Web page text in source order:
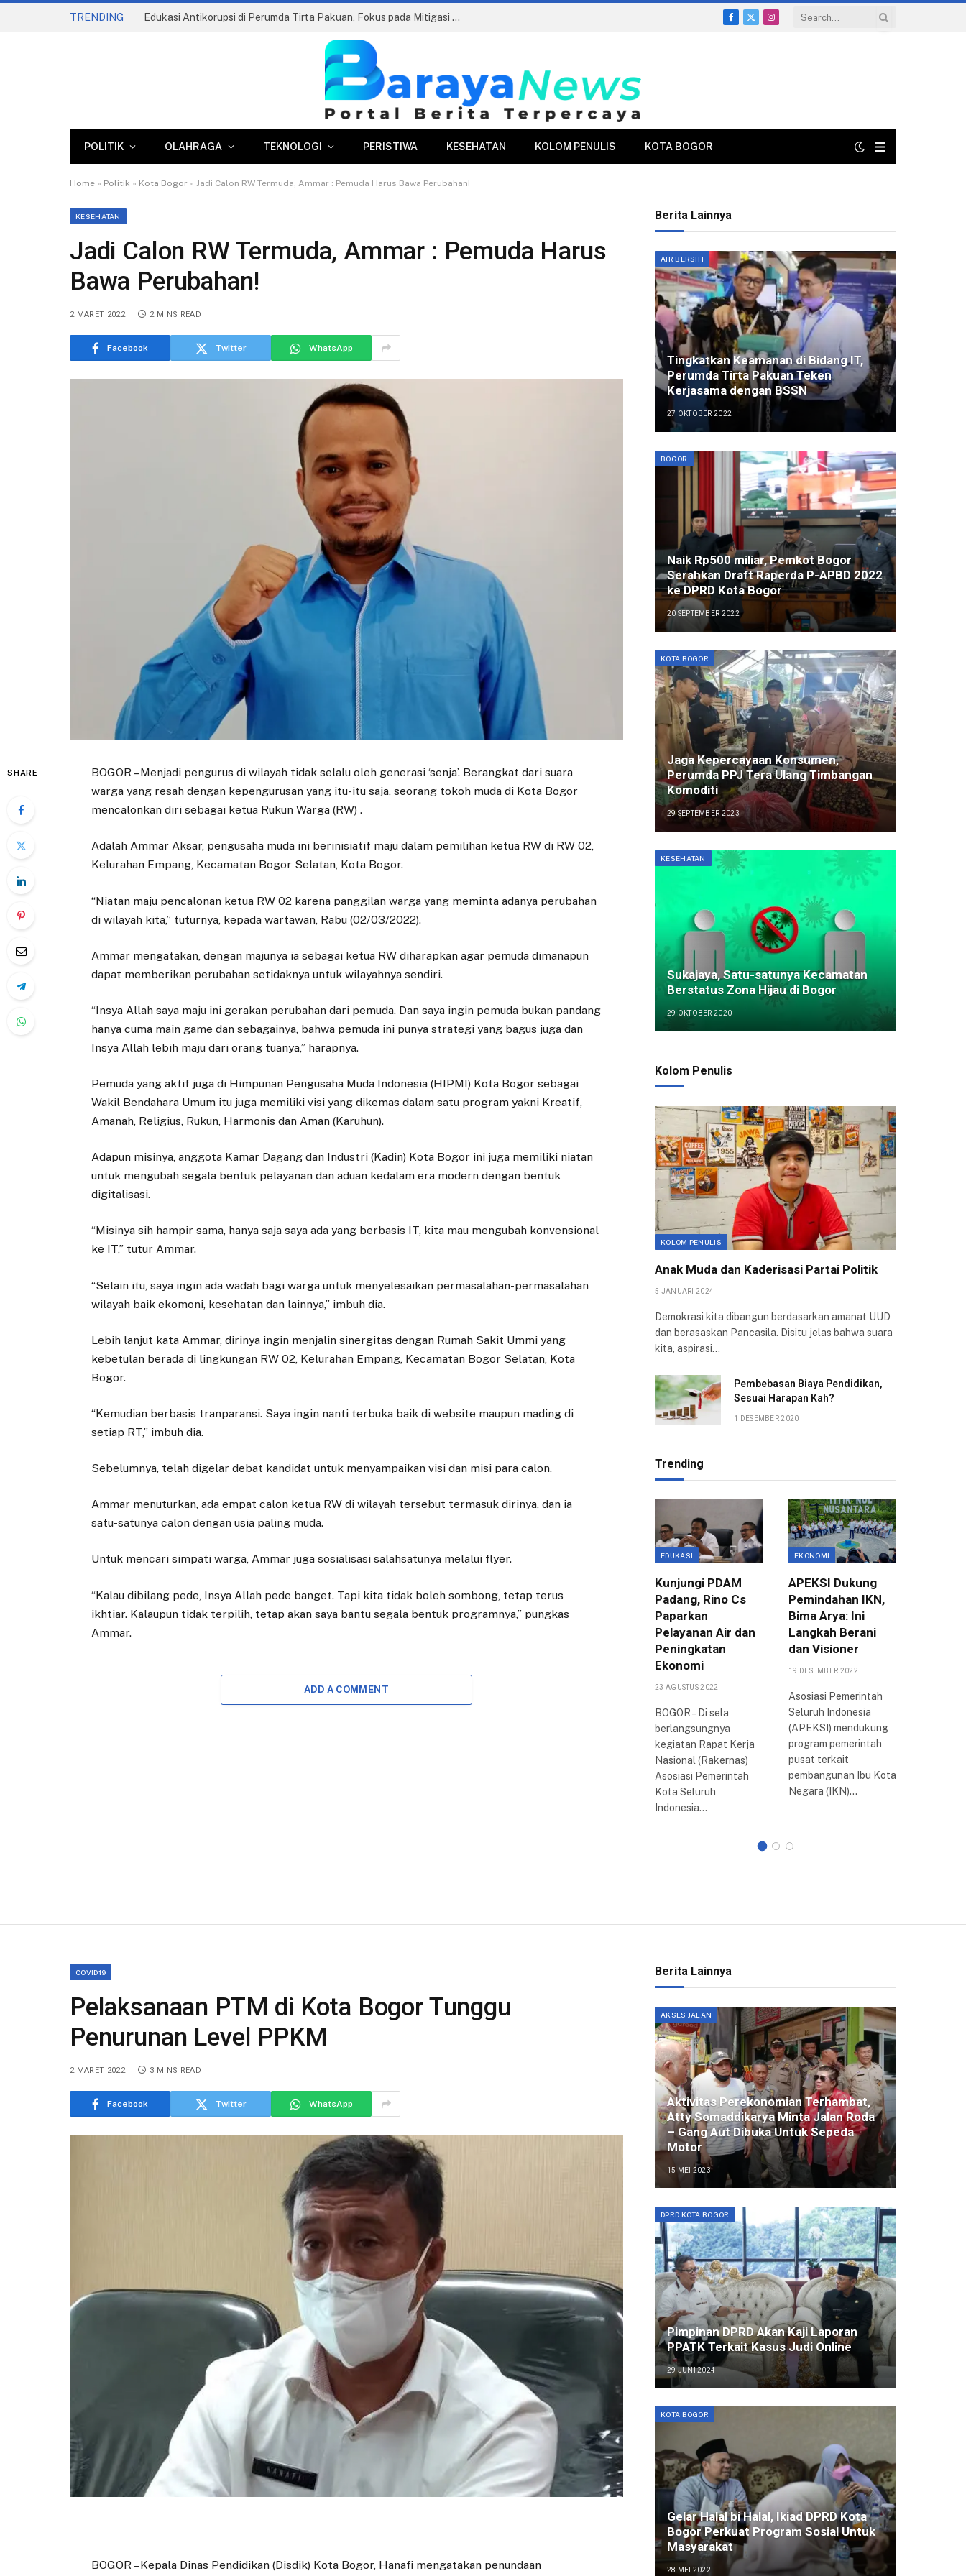
TRENDING Edukasi Antikorupsi di Perumda Tirta Pakuan, Fokus pada Mitigasi Risiko dan AGHT
Facebook
X
Instagram
POLITIK OLAHRAGA TEKNOLOGI PERISTIWA KESEHATAN KOLOM PENULIS KOTA BOGOR
Home » Politik » Kota Bogor » Jadi Calon RW Termuda, Ammar : Pemuda Harus Bawa Perubahan!
KESEHATAN
Jadi Calon RW Termuda, Ammar : Pemuda Harus
Bawa Perubahan!
2 MARET 2022 2 MINS READ
Facebook Twitter WhatsApp
SHARE
BOGOR – Menjadi pengurus di wilayah tidak selalu oleh generasi ‘senja’. Berangkat dari suara
warga yang resah dengan kepengurusan yang itu-itu saja, seorang tokoh muda di Kota Bogor
mencalonkan diri sebagai ketua Rukun Warga (RW) .
Adalah Ammar Aksar, pengusaha muda ini berinisiatif maju dalam pemilihan ketua RW di RW 02,
Kelurahan Empang, Kecamatan Bogor Selatan, Kota Bogor.
“Niatan maju pencalonan ketua RW 02 karena panggilan warga yang meminta adanya perubahan
di wilayah kita,” tuturnya, kepada wartawan, Rabu (02/03/2022).
Ammar mengatakan, dengan majunya ia sebagai ketua RW diharapkan agar pemuda dimanapun
dapat memberikan perubahan setidaknya untuk wilayahnya sendiri.
“Insya Allah saya maju ini gerakan perubahan dari pemuda. Dan saya ingin pemuda bukan pandang
hanya cuma main game dan sebagainya, bahwa pemuda ini punya strategi yang bagus juga dan
Insya Allah lebih maju dari orang tuanya,” harapnya.
Pemuda yang aktif juga di Himpunan Pengusaha Muda Indonesia (HIPMI) Kota Bogor sebagai
Wakil Bendahara Umum itu juga memiliki visi yang dikemas dalam satu program yakni Kreatif,
Amanah, Religius, Rukun, Harmonis dan Aman (Karuhun).
Adapun misinya, anggota Kamar Dagang dan Industri (Kadin) Kota Bogor ini juga memiliki niatan
untuk mengubah segala bentuk pelayanan dan aduan kedalam era modern dengan bentuk
digitalisasi.
“Misinya sih hampir sama, hanya saja saya ada yang berbasis IT, kita mau mengubah konvensional
ke IT,” tutur Ammar.
“Selain itu, saya ingin ada wadah bagi warga untuk menyelesaikan permasalahan-permasalahan
wilayah baik ekomoni, kesehatan dan lainnya,” imbuh dia.
Lebih lanjut kata Ammar, dirinya ingin menjalin sinergitas dengan Rumah Sakit Ummi yang
kebetulan berada di lingkungan RW 02, Kelurahan Empang, Kecamatan Bogor Selatan, Kota
Bogor.
“Kemudian berbasis tranparansi. Saya ingin nanti terbuka baik di website maupun mading di
setiap RT,” imbuh dia.
Sebelumnya, telah digelar debat kandidat untuk menyampaikan visi dan misi para calon.
Ammar menuturkan, ada empat calon ketua RW di wilayah tersebut termasuk dirinya, dan ia
satu-satunya calon dengan usia paling muda.
Untuk mencari simpati warga, Ammar juga sosialisasi salahsatunya melalui flyer.
“Kalau dibilang pede, Insya Allah pede banget. Tapi kita tidak boleh sombong, tetap terus
ikhtiar. Kalaupun tidak terpilih, tetap akan saya bantu segala bentuk programnya,” pungkas
Ammar.
ADD A COMMENT
Berita Lainnya
AIR BERSIH
Tingkatkan Keamanan di Bidang IT,
Perumda Tirta Pakuan Teken
Kerjasama dengan BSSN
27 OKTOBER 2022
BOGOR
Naik Rp500 miliar, Pemkot Bogor
Serahkan Draft Raperda P-APBD 2022
ke DPRD Kota Bogor
20 SEPTEMBER 2022
KOTA BOGOR
Jaga Kepercayaan Konsumen,
Perumda PPJ Tera Ulang Timbangan
Komoditi
29 SEPTEMBER 2023
KESEHATAN
Sukajaya, Satu-satunya Kecamatan
Berstatus Zona Hijau di Bogor
29 OKTOBER 2020
Kolom Penulis
KOLOM PENULIS
Anak Muda dan Kaderisasi Partai Politik
5 JANUARI 2024
Demokrasi kita dibangun berdasarkan amanat UUD
dan berasaskan Pancasila. Disitu jelas bahwa suara
kita, aspirasi…
Pembebasan Biaya Pendidikan,
Sesuai Harapan Kah?
1 DESEMBER 2020
Trending
EKONOMI
Inovasi Stabilkan
Harga Daging
Pemerintah Kota
Warga Pasar
Diguyur Bantuan
EDUKASI
Kunjungi PDAM
Padang, Rino Cs
Paparkan
Pelayanan Air dan
Peningkatan
Ekonomi
23 AGUSTUS 2022
BOGOR – Di sela
berlangsungnya
kegiatan Rapat Kerja
Nasional (Rakernas)
Asosiasi Pemerintah
Kota Seluruh
Indonesia…
EKONOMI
APEKSI Dukung
Pemindahan IKN,
Bima Arya: Ini
Langkah Berani
dan Visioner
19 DESEMBER 2022
Asosiasi Pemerintah
Seluruh Indonesia
(APEKSI) mendukung
program pemerintah
pusat terkait
pembangunan Ibu Kota
Negara (IKN)…
COVID19
Pelaksanaan PTM di Kota Bogor Tunggu
Penurunan Level PPKM
2 MARET 2022 3 MINS READ
Facebook Twitter WhatsApp
BOGOR – Kepala Dinas Pendidikan (Disdik) Kota Bogor, Hanafi mengatakan penundaan
Berita Lainnya
AKSES JALAN
Aktivitas Perekonomian Terhambat,
Atty Somaddikarya Minta Jalan Roda
– Gang Aut Dibuka Untuk Sepeda
Motor
15 MEI 2023
DPRD KOTA BOGOR
Pimpinan DPRD Akan Kaji Laporan
PPATK Terkait Kasus Judi Online
29 JUNI 2024
KOTA BOGOR
Gelar Halal bi Halal, Ikiad DPRD Kota
Bogor Perkuat Program Sosial Untuk
Masyarakat
28 MEI 2022